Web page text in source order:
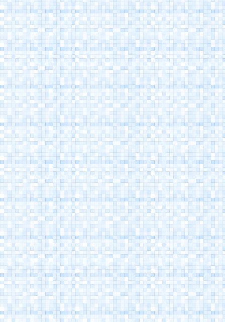
EuroCamp Cesenatico
Spazio Pantani -
Museo Marco Pantani
Cesenatico